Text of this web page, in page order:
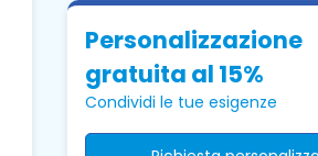
Personalizzazione
gratuita al 15%
Condividi le tue esigenze